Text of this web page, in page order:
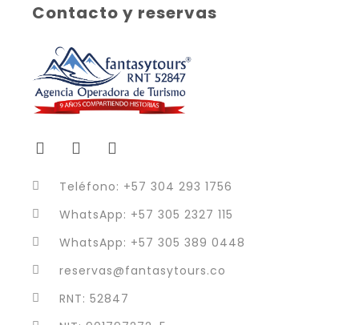
Contacto y reservas
Teléfono: +57 304 293 1756
WhatsApp: +57 305 2327 115
WhatsApp: +57 305 389 0448
reservas@fantasytours.co
RNT: 52847